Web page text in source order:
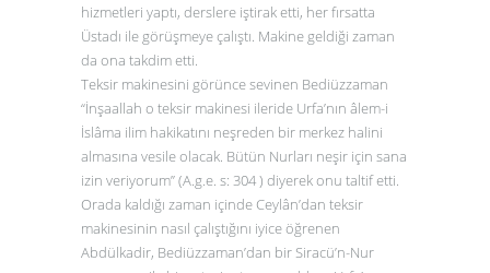
hizmetleri yaptı, derslere iştirak etti, her fırsatta
Üstadı ile görüşmeye çalıştı. Makine geldiği zaman
da ona takdim etti.
Teksir makinesini görünce sevinen Bediüzzaman
“İnşaallah o teksir makinesi ileride Urfa’nın âlem-i
İslâma ilim hakikatını neşreden bir merkez halini
almasına vesile olacak. Bütün Nurları neşir için sana
izin veriyorum” (A.g.e. s: 304 ) diyerek onu taltif etti.
Orada kaldığı zaman içinde Ceylân’dan teksir
makinesinin nasıl çalıştığını iyice öğrenen
Abdülkadir, Bediüzzaman’dan bir Siracü’n-Nur